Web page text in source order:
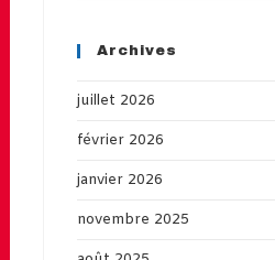
Archives
juillet 2026
février 2026
janvier 2026
novembre 2025